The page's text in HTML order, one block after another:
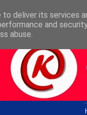
deliver its services
and
abuse.